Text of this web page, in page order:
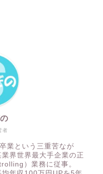
者
業という三重苦なが
界世界最大手企業の正
）業務に従事。